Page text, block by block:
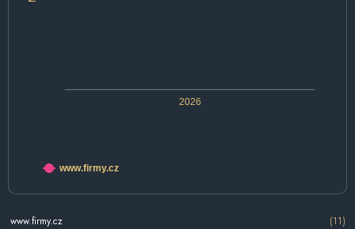
2026
www.firmy.cz
www.firmy.cz (11)